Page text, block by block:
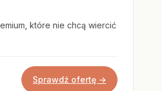
które nie chcą wiercić
Sprawdź ofertę →